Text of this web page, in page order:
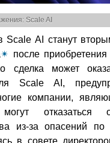
Scale AI
Scale AI станут
✴ после
сделка может
Scale AI,
компании,
отказаться
из-за опасений
в совете